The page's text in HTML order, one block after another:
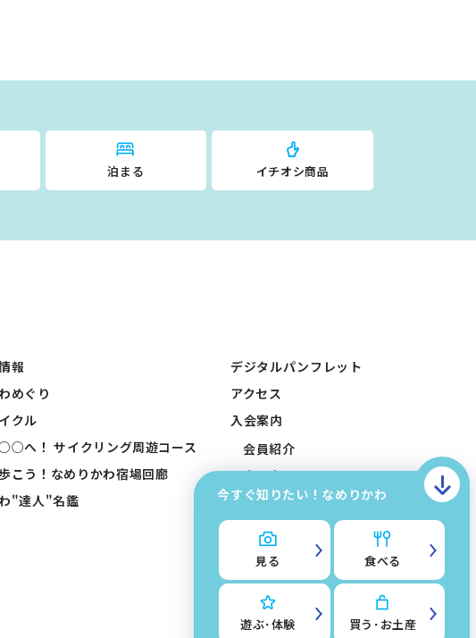
今すぐ知りたい！なめりかわ
見る 食べる
遊ぶ･体験 買う･お土産
泊まる イチオシ商品
報
めぐり
クル
へ！ サイクリング周遊コース
こう！なめりかわ宿場回廊
"達人"名鑑
デジタルパンフレット
アクセス
入会案内
会員紹介
会員申込みフォーム
会員入稿フォーム
お問い合わせ
滑川市観光協会について
サイトマップ
このサイトについて